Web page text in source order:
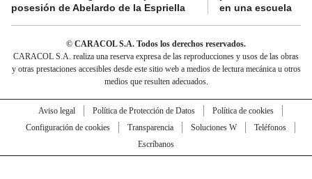
posesión de Abelardo de la Espriella
en una escuela
© CARACOL S.A. Todos los derechos reservados.
CARACOL S.A. realiza una reserva expresa de las reproducciones y usos de las obras
y otras prestaciones accesibles desde este sitio web a medios de lectura mecánica u otros
medios que resulten adecuados.
Aviso legal Política de Protección de Datos
Política de cookies
Configuración de cookies
Transparencia Soluciones W
Teléfonos
Escríbanos